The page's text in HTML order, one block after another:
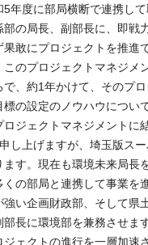
年度に部局横断で連携し
の局長、副部長に、即戦
果敢にプロジェクトを推進
のプロジェクトマネジメ
、約1年かけて、そのプ
標の設定のノウハウについ
ジェクトマネジメントに
し上げますが、埼玉版ス
す。現在も環境未来局長
の部局と連携して事業を
い企画財政部、そして県
長に環境部を兼務させま
ジェクトの進行を一層加速